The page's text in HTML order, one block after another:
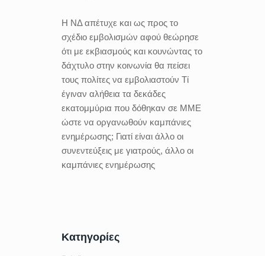
Η ΝΔ απέτυχε και ως προς το
σχέδιο εμβολισμών αφού θεώρησε
ότι με εκβιασμούς και κουνώντας το
δάχτυλο στην κοινωνία θα πείσει
τους πολίτες να εμβολιαστούν Τί
έγιναν αλήθεια τα δεκάδες
εκατομμύρια που δόθηκαν σε ΜΜΕ
ώστε να οργανωθούν καμπάνιες
ενημέρωσης; Γιατί είναι άλλο οι
συνεντεύξεις με γιατρούς, άλλο οι
καμπάνιες ενημέρωσης
Κατηγορίες